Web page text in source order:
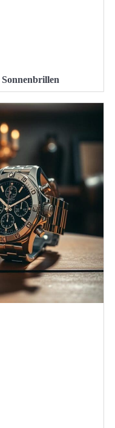
Sonnenbrillen